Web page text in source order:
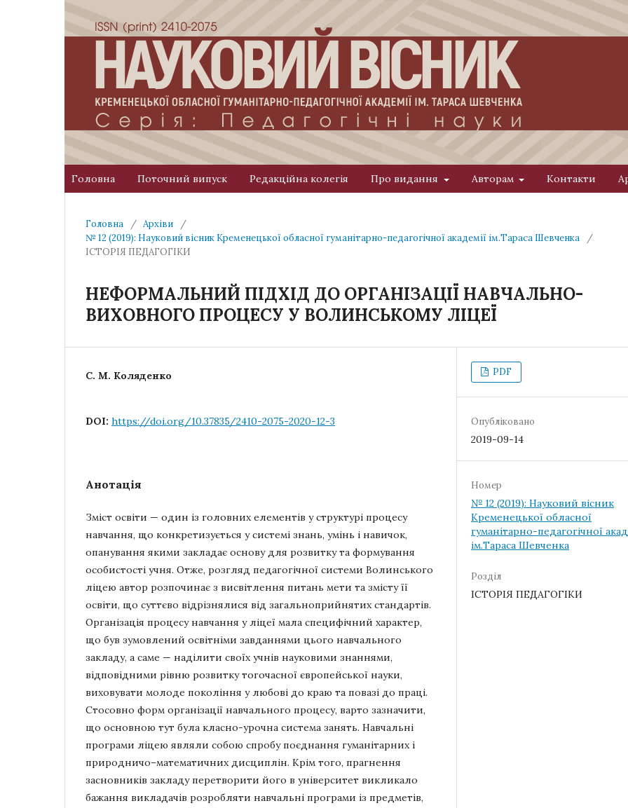
Головна Поточний випуск Редакційна колегія Про видання Авторам Контакти
Головна / Архіви
/
№ 12 (2019): Науковий вісник Кременецької обласної гуманітарно-педагогічної академії ім.Тараса Шевченка
/
ІСТОРІЯ ПЕДАГОГІКИ
НЕФОРМАЛЬНИЙ ПІДХІД ДО ОРГАНІЗАЦІЇ НАВЧАЛЬНО-
ВИХОВНОГО ПРОЦЕСУ У ВОЛИНСЬКОМУ ЛІЦЕЇ
С. М. Коляденко
DOI: https://doi.org/10.37835/2410-2075-2020-12-3
Анотація
Зміст освіти — один із головних елементів у структурі процесу
навчання, що конкретизується у системі знань, умінь і навичок,
опанування якими закладає основу для розвитку та формування
особистості учня. Отже, розгляд педагогічної системи Волинського
ліцею автор розпочинає з висвітлення питань мети та змісту її
освіти, що суттєво відрізнялися від загальноприйнятих стандартів.
Організація процесу навчання у ліцеї мала специфічний характер,
що був зумовлений освітніми завданнями цього навчального
закладу, а саме — наділити своїх учнів науковими знаннями,
відповідними рівню розвитку тогочасної європейської науки,
виховувати молоде покоління у любові до краю та повазі до праці.
Стосовно форм організації навчального процесу, варто зазначити,
що основною тут була класно-урочна система занять. Навчальні
програми ліцею являли собою спробу поєднання гуманітарних і
природничо–математичних дисциплін. Крім того, прагнення
засновників закладу перетворити його в університет викликало
бажання викладачів розробляти навчальні програми із предметів,
PDF
Опубліковано
2019-09-14
Номер
№ 12 (2019): Науковий вісник
Кременецької обласної
гуманітарно-педагогічної
ім.Тараса Шевченка
Розділ
ІСТОРІЯ ПЕДАГОГІКИ